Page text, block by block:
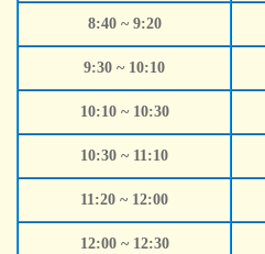
8:40 ~ 9:20
9:30 ~ 10:10
10:10 ~ 10:30
10:30 ~ 11:10
11:20 ~ 12:00
12:00 ~ 12:30